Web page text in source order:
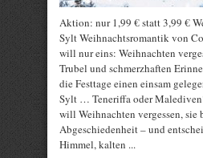
Aktion: nur 1,99 € statt 3,99 €
Sylt Weihnachtsromantik von
will nur eins: Weihnachten
Trubel und schmerzhaften
die Festtage einen einsam
Sylt … Teneriffa oder
will Weihnachten vergessen, sie
Abgeschiedenheit – und
Himmel, kalten ...